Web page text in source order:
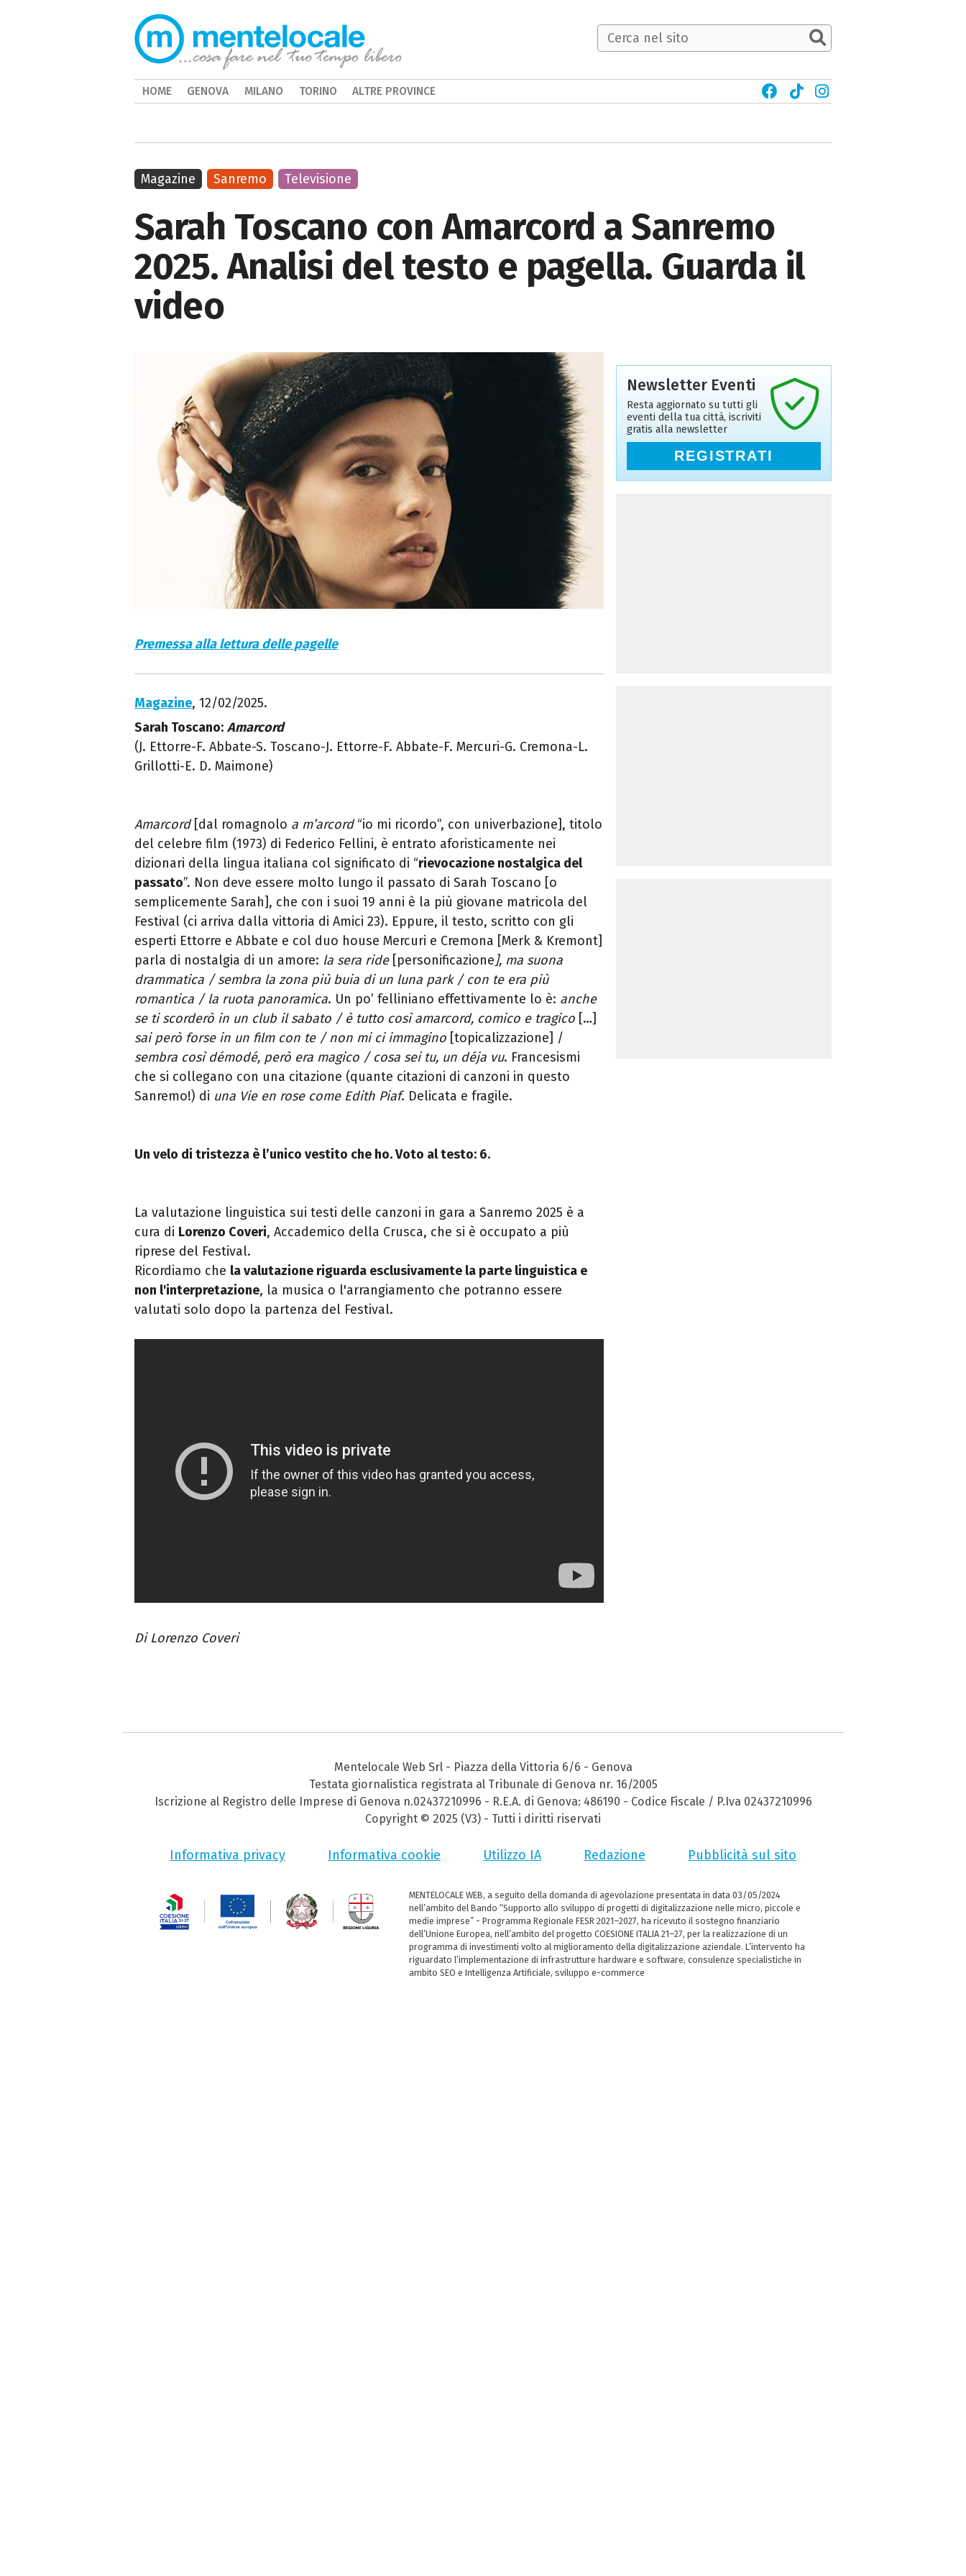
Sarah Toscano con Amarcord a Sanremo
2025. Analisi del testo e pagella. Guarda il
video
Premessa alla lettura delle pagelle
Magazine, 12/02/2025.
Sarah Toscano: Amarcord
(J. Ettorre-F. Abbate-S. Toscano-J. Ettorre-F. Abbate-F. Mercuri-G. Cremona-L.
Grillotti-E. D. Maimone)
Amarcord[dal romagnolo a m’arcord“io mi ricordo”, con univerbazione], titolo
del celebre film (1973) di Federico Fellini, è entrato aforisticamente nei
dizionari della lingua italiana col significato di “rievocazione nostalgica del
passato”. Non deve essere molto lungo il passato di Sarah Toscano [o
semplicemente Sarah], che con i suoi 19 anni è la più giovane matricola del
Festival (ci arriva dalla vittoria di Amici 23). Eppure, il testo, scritto con gli
esperti Ettorre e Abbate e col duo house Mercuri e Cremona [Merk & Kremont]
parla di nostalgia di un amore: la sera ride[personificazione], ma suona
drammatica / sembra la zona più buia di un luna park / con te era più
romantica / la ruota panoramica. Un po’ felliniano effettivamente lo è: anche
se ti scorderò in un club il sabato / è tutto così amarcord, comico e tragico […]
sai però forse in un film con te / non mi ci immagino [topicalizzazione] /
sembra così démodé, però era magico / cosa sei tu, un déja vu. Francesismi
che si collegano con una citazione (quante citazioni di canzoni in questo
Sanremo!) di una Vie en rose come Edith Piaf. Delicata e fragile.
Un velo di tristezza è l’unico vestito che ho. Voto al testo: 6.
La valutazione linguistica sui testi delle canzoni in gara a Sanremo 2025 è a
cura di Lorenzo Coveri, Accademico della Crusca, che si è occupato a più
riprese del Festival.
Ricordiamo che la valutazione riguarda esclusivamente la parte linguistica e
non l'interpretazione, la musica o l'arrangiamento che potranno essere
valutati solo dopo la partenza del Festival.
Di Lorenzo Coveri
Magazine Sanremo Televisione
Newsletter Eventi
Resta aggiornato su tutti gli
eventi della tua città, iscriviti
gratis alla newsletter
REGISTRATI
HOME GENOVA MILANO TORINO ALTRE PROVINCE
Mentelocale Web Srl - Piazza della Vittoria 6/6 - Genova
Testata giornalistica registrata al Tribunale di Genova nr. 16/2005
Iscrizione al Registro delle Imprese di Genova n.02437210996 - R.E.A. di Genova: 486190 - Codice Fiscale / P.Iva 02437210996
Copyright © 2025 (V3) - Tutti i diritti riservati
Informativa privacy Informativa cookie Utilizzo IA Redazione Pubblicità sul sito
MENTELOCALE WEB, a seguito della domanda di agevolazione presentata in data 03/05/2024
nell’ambito del Bando “Supporto allo sviluppo di progetti di digitalizzazione nelle micro, piccole e
medie imprese” - Programma Regionale FESR 2021–2027, ha ricevuto il sostegno finanziario
dell’Unione Europea, nell’ambito del progetto COESIONE ITALIA 21–27, per la realizzazione di un
programma di investimenti volto al miglioramento della digitalizzazione aziendale. L’intervento ha
riguardato l’implementazione di infrastrutture hardware e software, consulenze specialistiche in
ambito SEO e Intelligenza Artificiale, sviluppo e-commerce